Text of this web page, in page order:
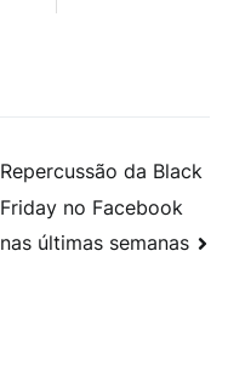
Repercussão da Black
Friday no Facebook
nas últimas semanas